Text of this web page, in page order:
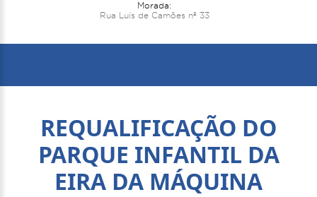
Morada:
Rua Luís de Camões nº 33
REQUALIFICAÇÃO DO
PARQUE INFANTIL DA
EIRA DA MÁQUINA